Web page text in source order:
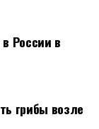
России в
грибы возле